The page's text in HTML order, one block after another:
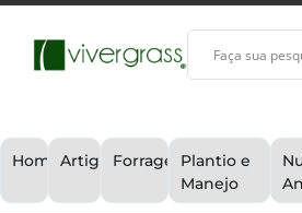
Home ArtigosForragemPlantio e
Manejo